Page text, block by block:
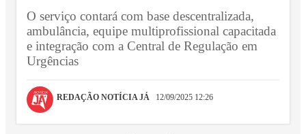
O serviço contará com base descentralizada,
ambulância, equipe multiprofissional capacitada
e integração com a Central de Regulação em
Urgências
REDAÇÃO NOTÍCIA JÁ 12/09/2025 12:26